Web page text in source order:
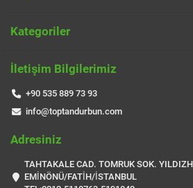
Kategoriler
İletişim Bilgilerimiz
+90 535 889 73 93
info@toptandurbun.com
Adresiniz
TAHTAKALE CAD. TOMRUK SOK.
EMİNÖNÜ/FATİH/İSTANBUL